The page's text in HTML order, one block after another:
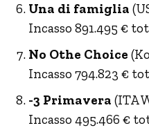
Una di famiglia
Incasso 891.495 €
No Othe Choice
Incasso 794.823 €
-3 Primavera (ITA
Incasso 495.466 €